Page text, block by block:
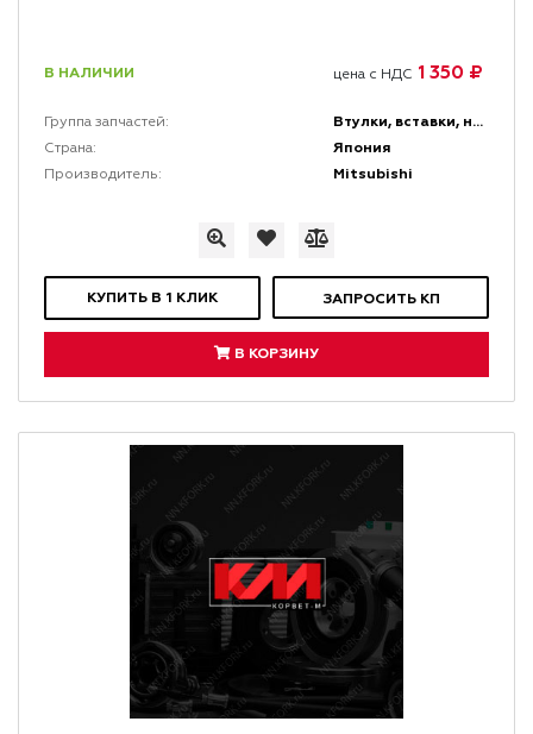
В НАЛИЧИИ цена с НДС 1 350 ₽
Группа запчастей: Втулки, вставки, накладки и заглушки
Страна: Япония
Производитель: Mitsubishi
КУПИТЬ В 1 КЛИК ЗАПРОСИТЬ КП
В КОРЗИНУ